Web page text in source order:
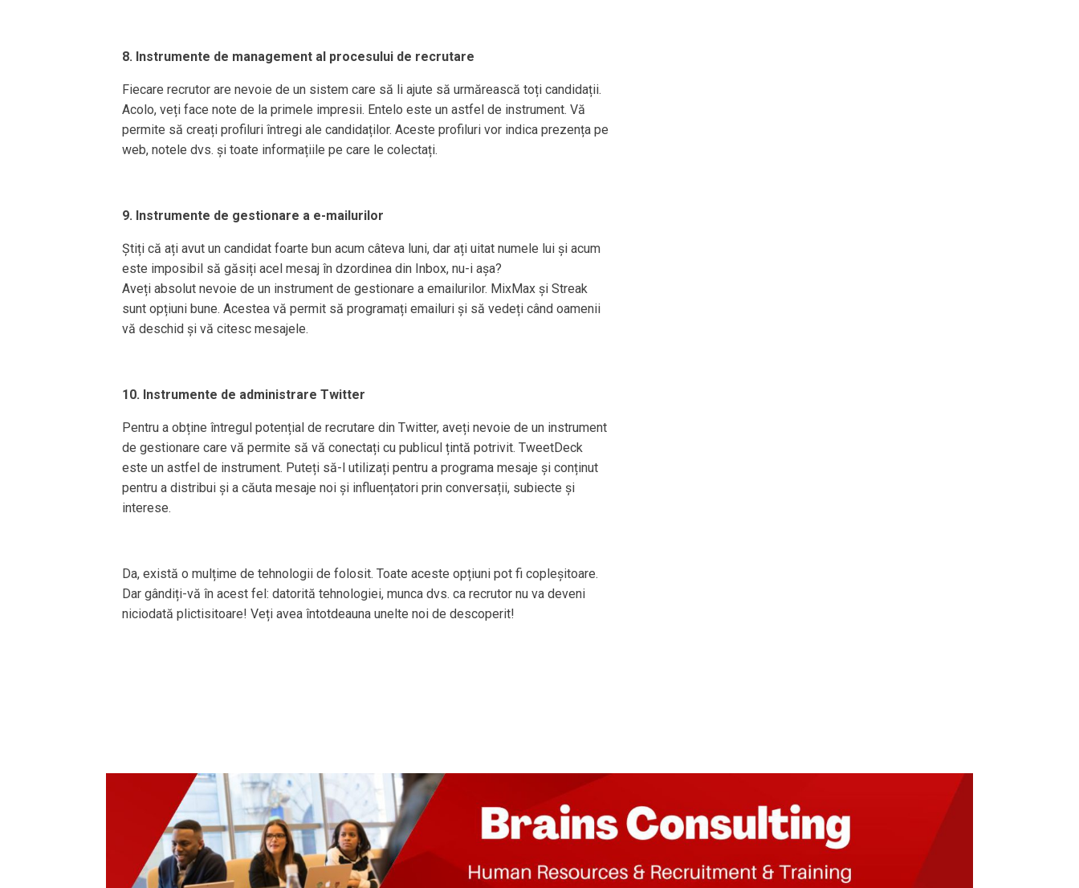
8. Instrumente de management al procesului de recrutare
Fiecare recrutor are nevoie de un sistem care să li ajute să urmărească toți candidații.
Acolo, veți face note de la primele impresii. Entelo este un astfel de instrument. Vă
permite să creați profiluri întregi ale candidaților. Aceste profiluri vor indica prezența pe
web, notele dvs. și toate informațiile pe care le colectați.
9. Instrumente de gestionare a e-mailurilor
Știți că ați avut un candidat foarte bun acum câteva luni, dar ați uitat numele lui și acum
este imposibil să găsiți acel mesaj în dzordinea din Inbox, nu-i așa?
Aveți absolut nevoie de un instrument de gestionare a emailurilor. MixMax și Streak
sunt opțiuni bune. Acestea vă permit să programați emailuri și să vedeți când oamenii
vă deschid și vă citesc mesajele.
10. Instrumente de administrare Twitter
Pentru a obține întregul potențial de recrutare din Twitter, aveți nevoie de un instrument
de gestionare care vă permite să vă conectați cu publicul țintă potrivit. TweetDeck
este un astfel de instrument. Puteți să-l utilizați pentru a programa mesaje și conținut
pentru a distribui și a căuta mesaje noi și influențatori prin conversații, subiecte și
interese.
Da, există o mulțime de tehnologii de folosit. Toate aceste opțiuni pot fi copleșitoare.
Dar gândiți-vă în acest fel: datorită tehnologiei, munca dvs. ca recrutor nu va deveni
niciodată plictisitoare! Veți avea întotdeauna unelte noi de descoperit!